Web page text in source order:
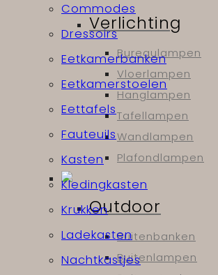
Verlichting
Bureaulampen
Vloerlampen
Hanglampen
Tafellampen
Wandlampen
Plafondlampen
Outdoor
Buitenbanken
Buitenlampen
Commodes
Dressoirs
Eetkamerbanken
Eetkamerstoelen
Eettafels
Fauteuils
Kasten
Kledingkasten
Krukken
Ladekasten
Nachtkastjes